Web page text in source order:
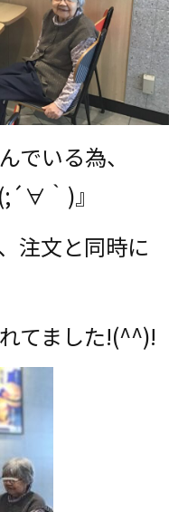
でいる為、
｀)』
注文と同時に
てました!(^^)!